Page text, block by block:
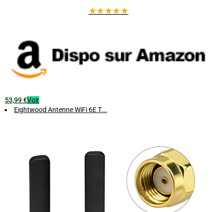
★★★★★
53,99 €Voir
Eightwood Antenne WiFi 6E T...